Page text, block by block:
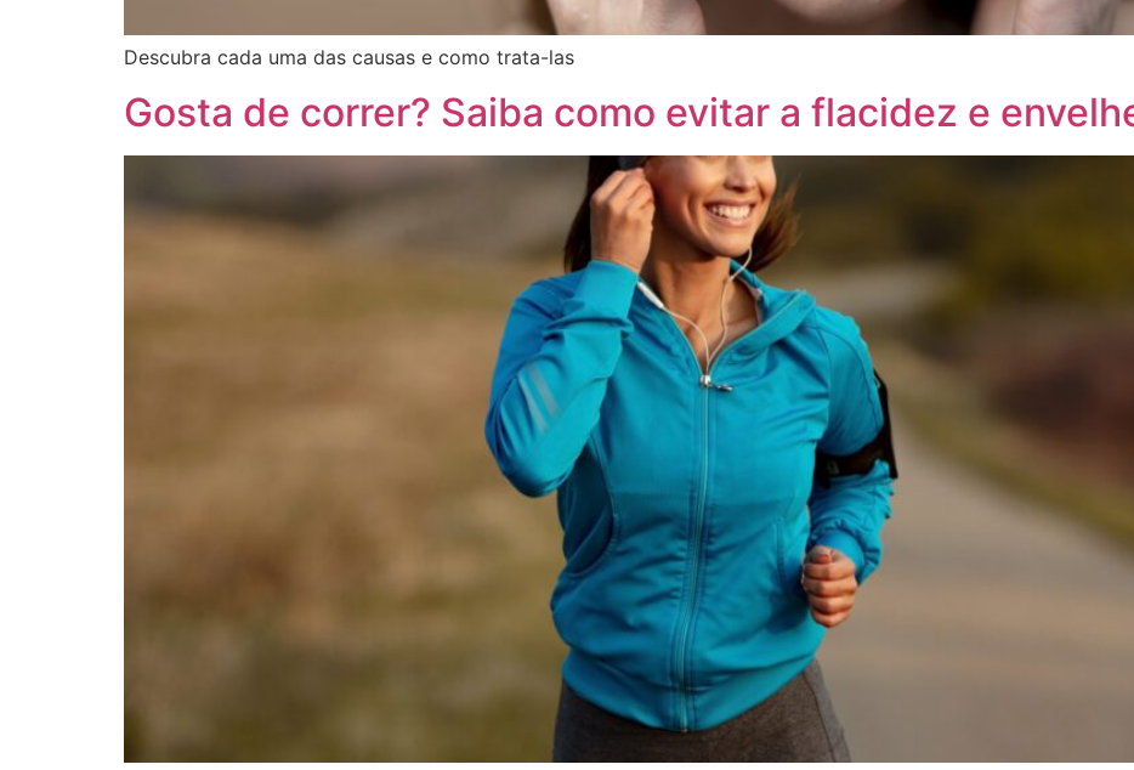
Descubra cada uma das causas e como trata-las
Gosta de correr? Saiba como evitar a flacidez e